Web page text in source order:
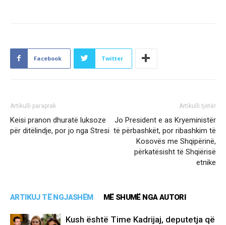
Facebook Twitter
Artikulli paraprak
Keisi pranon dhuratë luksoze
për ditëlindje, por jo nga Stresi
Artikulli tjetër
Jo President e as Kryeministër
të përbashkët, por ribashkim të
Kosovës me Shqipërinë,
përkatësisht të Shqiërisë
etnike
ARTIKUJ TË NGJASHËM MË SHUMË NGA AUTORI
Kush është Time Kadrijaj, deputetja që